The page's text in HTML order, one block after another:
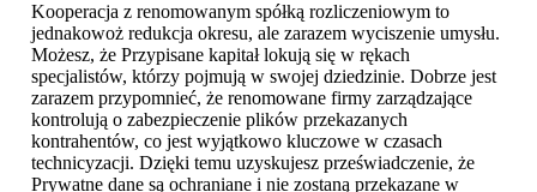
Kooperacja z renomowanym spółką rozliczeniowym to
jednakowoż redukcja okresu, ale zarazem wyciszenie umysłu.
Możesz, że Przypisane kapitał lokują się w rękach
specjalistów, którzy pojmują w swojej dziedzinie. Dobrze jest
zarazem przypomnieć, że renomowane firmy zarządzające
kontrolują o zabezpieczenie plików przekazanych
kontrahentów, co jest wyjątkowo kluczowe w czasach
technicyzacji. Dzięki temu uzyskujesz przeświadczenie, że
Prywatne dane są ochraniane i nie zostaną przekazane w